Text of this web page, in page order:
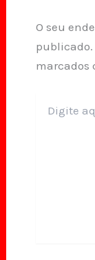
O seu
publicado.
marcados
aqui...